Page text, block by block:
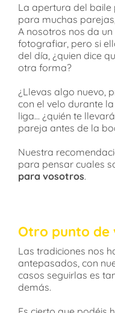
La apertura del baile
para muchas
A nosotros nos da
fotografiar, pero si
del día, ¿quien dice
otra forma?
¿Llevas algo nuevo,
con el velo durante
liga… ¿quién te
pareja antes de la
Nuestra
para pensar cuales
para vosotros.
Otro punto de
Las tradiciones nos
antepasados, con
casos seguirlas es
demás.